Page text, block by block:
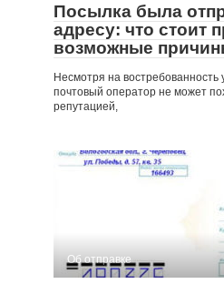
Посылка была
адресу: что стоит
возможные
Несмотря на востребованность
почтовый оператор не может
репутацией,
Об отправке